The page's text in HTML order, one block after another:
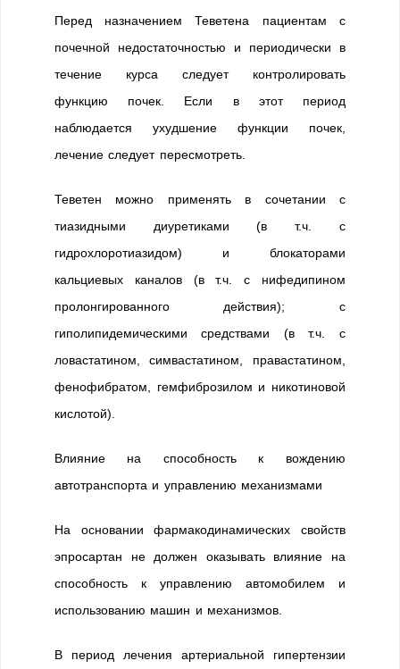
Перед назначением Теветена пациентам с
почечной недостаточностью и периодически в
течение курса следует контролировать
функцию почек. Если в этот период
наблюдается ухудшение функции почек,
лечение следует пересмотреть.
Теветен можно применять в сочетании с
тиазидными диуретиками (в т.ч. с
гидрохлоротиазидом) и блокаторами
кальциевых каналов (в т.ч. с нифедипином
пролонгированного действия); с
гиполипидемическими средствами (в т.ч. с
ловастатином, симвастатином, правастатином,
фенофибратом, гемфиброзилом и никотиновой
кислотой).
Влияние на способность к вождению
автотранспорта и управлению механизмами
На основании фармакодинамических свойств
эпросартан не должен оказывать влияние на
способность к управлению автомобилем и
использованию машин и механизмов.
В период лечения артериальной гипертензии